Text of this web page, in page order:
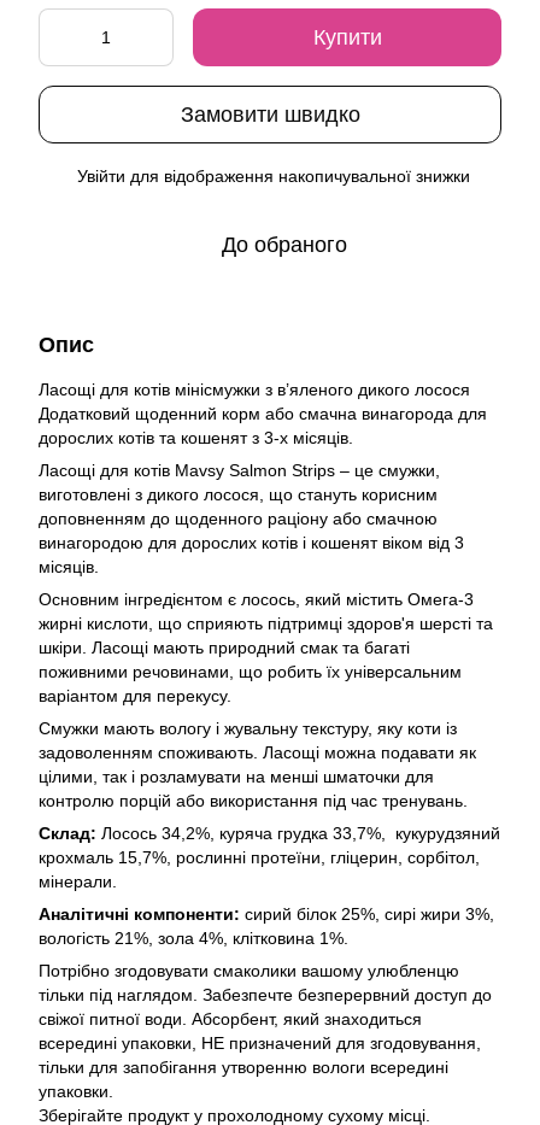
Купити
Замовити швидко
Увійти для відображення накопичувальної знижки
До обраного
Опис
Ласощі для котів мінісмужки з в’яленого дикого лосося
Додатковий щоденний корм або смачна винагорода для
дорослих котів та кошенят з 3-х місяців.
Ласощі для котів Mavsy Salmon Strips – це смужки,
виготовлені з дикого лосося, що стануть корисним
доповненням до щоденного раціону або смачною
винагородою для дорослих котів і кошенят віком від 3
місяців.
Основним інгредієнтом є лосось, який містить Омега-3
жирні кислоти, що сприяють підтримці здоров'я шерсті та
шкіри. Ласощі мають природний смак та багаті
поживними речовинами, що робить їх універсальним
варіантом для перекусу.
Смужки мають вологу і жувальну текстуру, яку коти із
задоволенням споживають. Ласощі можна подавати як
цілими, так і розламувати на менші шматочки для
контролю порцій або використання під час тренувань.
Склад: Лосось 34,2%, куряча грудка 33,7%, кукурудзяний
крохмаль 15,7%, рослинні протеїни, гліцерин, сорбітол,
мінерали.
Аналітичні компоненти: сирий білок 25%, сирі жири 3%,
вологість 21%, зола 4%, клітковина 1%.
Потрібно згодовувати смаколики вашому улюбленцю
тільки під наглядом. Забезпечте безперервний доступ до
свіжої питної води. Абсорбент, який знаходиться
всередині упаковки, НЕ призначений для згодовування,
тільки для запобігання утворенню вологи всередині
упаковки.
Зберігайте продукт у прохолодному сухому місці.